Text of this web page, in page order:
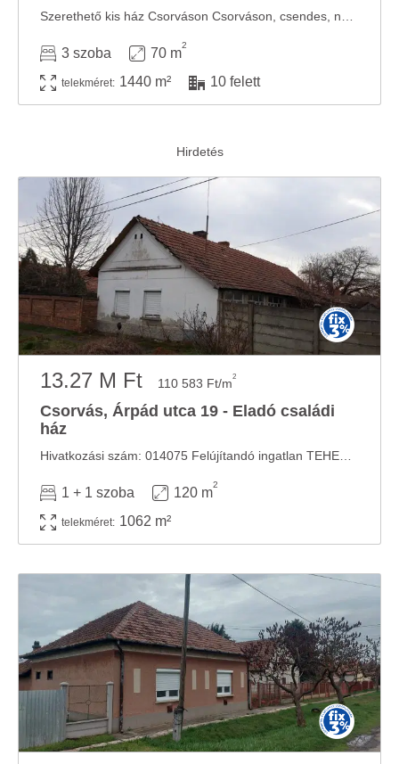
3 szoba 70 m
2
telekméret: 1440 m² 10 felett
13.27 M Ft 110 583 Ft/m2
Csorvás, Árpád utca 19 - Eladó családi
ház
1 + 1 szoba 120 m
2
telekméret: 1062 m²